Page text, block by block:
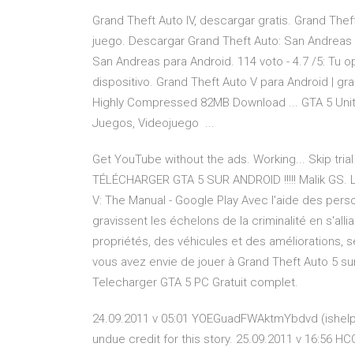
Grand Theft Auto IV, descargar gratis. Grand
juego. Descargar Grand Theft Auto: San
San Andreas para Android. 114 voto - 4.7 /5: Tu
dispositivo. Grand Theft Auto V para Android |
Highly Compressed 82MB Download ... GTA 5
Juegos, Videojuego ...
Get YouTube without the ads. Working... Skip
TÉLÉCHARGER GTA 5 SUR ANDROID !!!!! Malik
V: The Manual - Google Play Avec l'aide des
gravissent les échelons de la criminalité en
propriétés, des véhicules et des améliorations,
vous avez envie de jouer à Grand Theft Auto 5
Telecharger GTA 5 PC Gratuit complet.
24.09.2011 v 05:01 YOEGuadFWAktmYbdvd
undue credit for this story. 25.09.2011 v 16:56